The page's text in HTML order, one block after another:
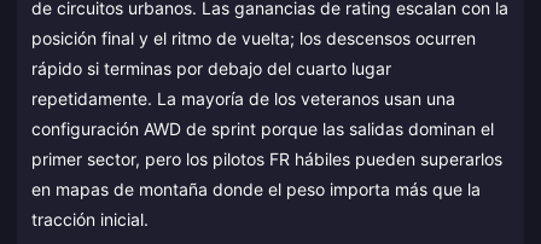
de circuitos urbanos. Las ganancias de rating escalan con la
posición final y el ritmo de vuelta; los descensos ocurren
rápido si terminas por debajo del cuarto lugar
repetidamente. La mayoría de los veteranos usan una
configuración AWD de sprint porque las salidas dominan el
primer sector, pero los pilotos FR hábiles pueden superarlos
en mapas de montaña donde el peso importa más que la
tracción inicial.